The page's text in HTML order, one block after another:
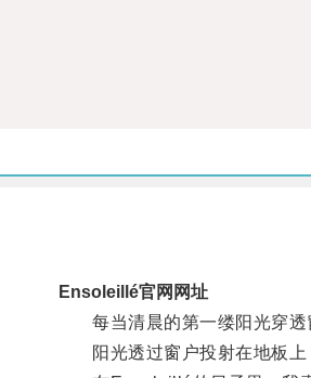
Ensoleillé官网网址
每当清晨的第一缕阳光穿透
阳光透过窗户投射在地板上